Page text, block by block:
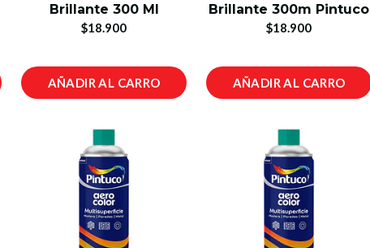
Brillante 300 Ml
$18.900
AÑADIR AL CARRO
Brillante 300m Pintuco
$18.900
AÑADIR AL CARRO